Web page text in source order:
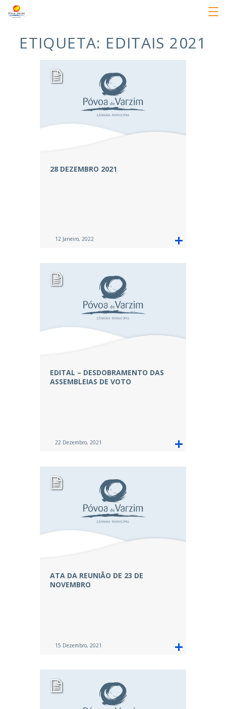
ETIQUETA: EDITAIS 2021
28 DEZEMBRO 2021
12 Janeiro, 2022
EDITAL – DESDOBRAMENTO DAS
ASSEMBLEIAS DE VOTO
22 Dezembro, 2021
ATA DA REUNIÃO DE 23 DE
NOVEMBRO
15 Dezembro, 2021